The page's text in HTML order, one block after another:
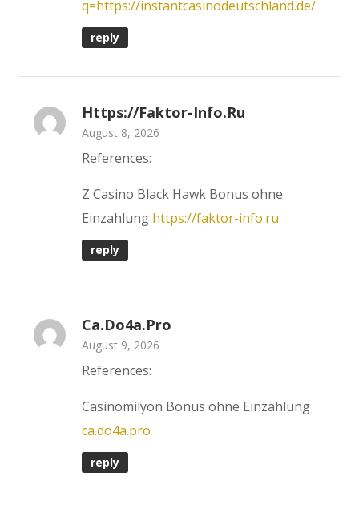
q=https://instantcasinodeutschland.de/
reply
Https://faktor-Info.ru
August 8, 2026
References:
Z Casino Black Hawk Bonus ohne
Einzahlung https://faktor-info.ru
reply
Ca.do4a.pro
August 9, 2026
References:
Casinomilyon Bonus ohne Einzahlung
ca.do4a.pro
reply